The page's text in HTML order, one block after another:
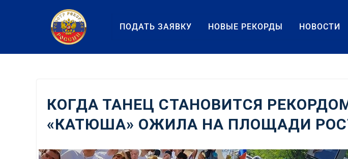
содержанию
ПОДАТЬ ЗАЯВКУ НОВЫЕ РЕКОРДЫ НОВОСТИ
КОГДА ТАНЕЦ СТАНОВИТСЯ
«КАТЮША» ОЖИЛА НА ПЛОЩАДИ